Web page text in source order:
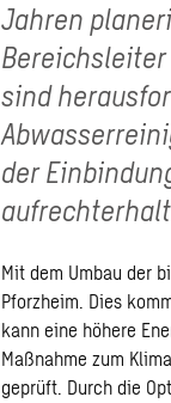
Jahren
Bereichsleiter
sind
der
Mit dem Umbau der
Pforzheim. Dies
kann eine höhere
Maßnahme zum
geprüft. Durch die